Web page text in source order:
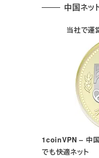
中国ネ
当社で運
1coinVPN – 中
でも快適ネット